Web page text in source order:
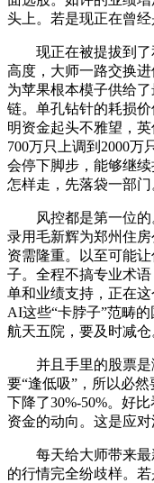
头上。若是现正在曾
现正在被提拔到了
高度，大师一路交换
为苹果根本模子供给
链。单孔钻针的耗损
明资金起头不雅望，
700万只上调到2000万
会停下脚步，能够继
怎样走，先落袋一部门
风控都是第一位的
录用毛新辉为郑州住
资需隆重。以至可能
子。全程不搞专业术
单和业绩支持，正在
AI这些“卡脖子”范畴
航天五院，要及时减仓
并且手里的股票是
要“逢低吸”，所以必
下降了30%-50%。好
资金的动向。这是应
每天给大师带来最
的行情完全纷歧样。